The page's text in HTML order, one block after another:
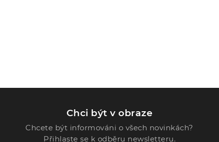
Chci být v obraze
Chcete být informováni o všech novinkách?
Přihlaste se k odběru newsletteru.